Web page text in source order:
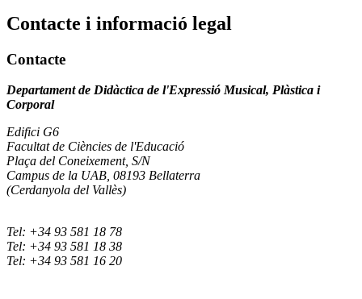
Contacte i informació legal
Contacte
Departament de Didàctica de l'Expressió Musical, Plàstica i
Corporal
Edifici G6
Facultat de Ciències de l'Educació
Plaça del Coneixement, S/N
Campus de la UAB, 08193 Bellaterra
(Cerdanyola del Vallès)
Tel: +34 93 581 18 78
Tel: +34 93 581 18 38
Tel: +34 93 581 16 20